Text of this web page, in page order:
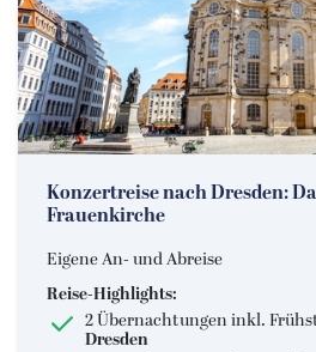
Konzertreise nach Dresden:
Frauenkirche
Eigene An- und Abreise
Reise-Highlights:
2 Übernachtungen inkl.
Dresden